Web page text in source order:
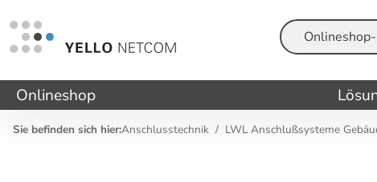
Suche
Onlineshop
Sie befinden sich hier:Anschlusstechnik LWL Anschlußsysteme